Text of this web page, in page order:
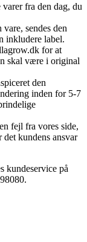
fra den dag, du
sendes den
inkludere label.
for at
skal være i original
den
inden for 5-7
fejl fra vores side,
kundens ansvar
kundeservice på